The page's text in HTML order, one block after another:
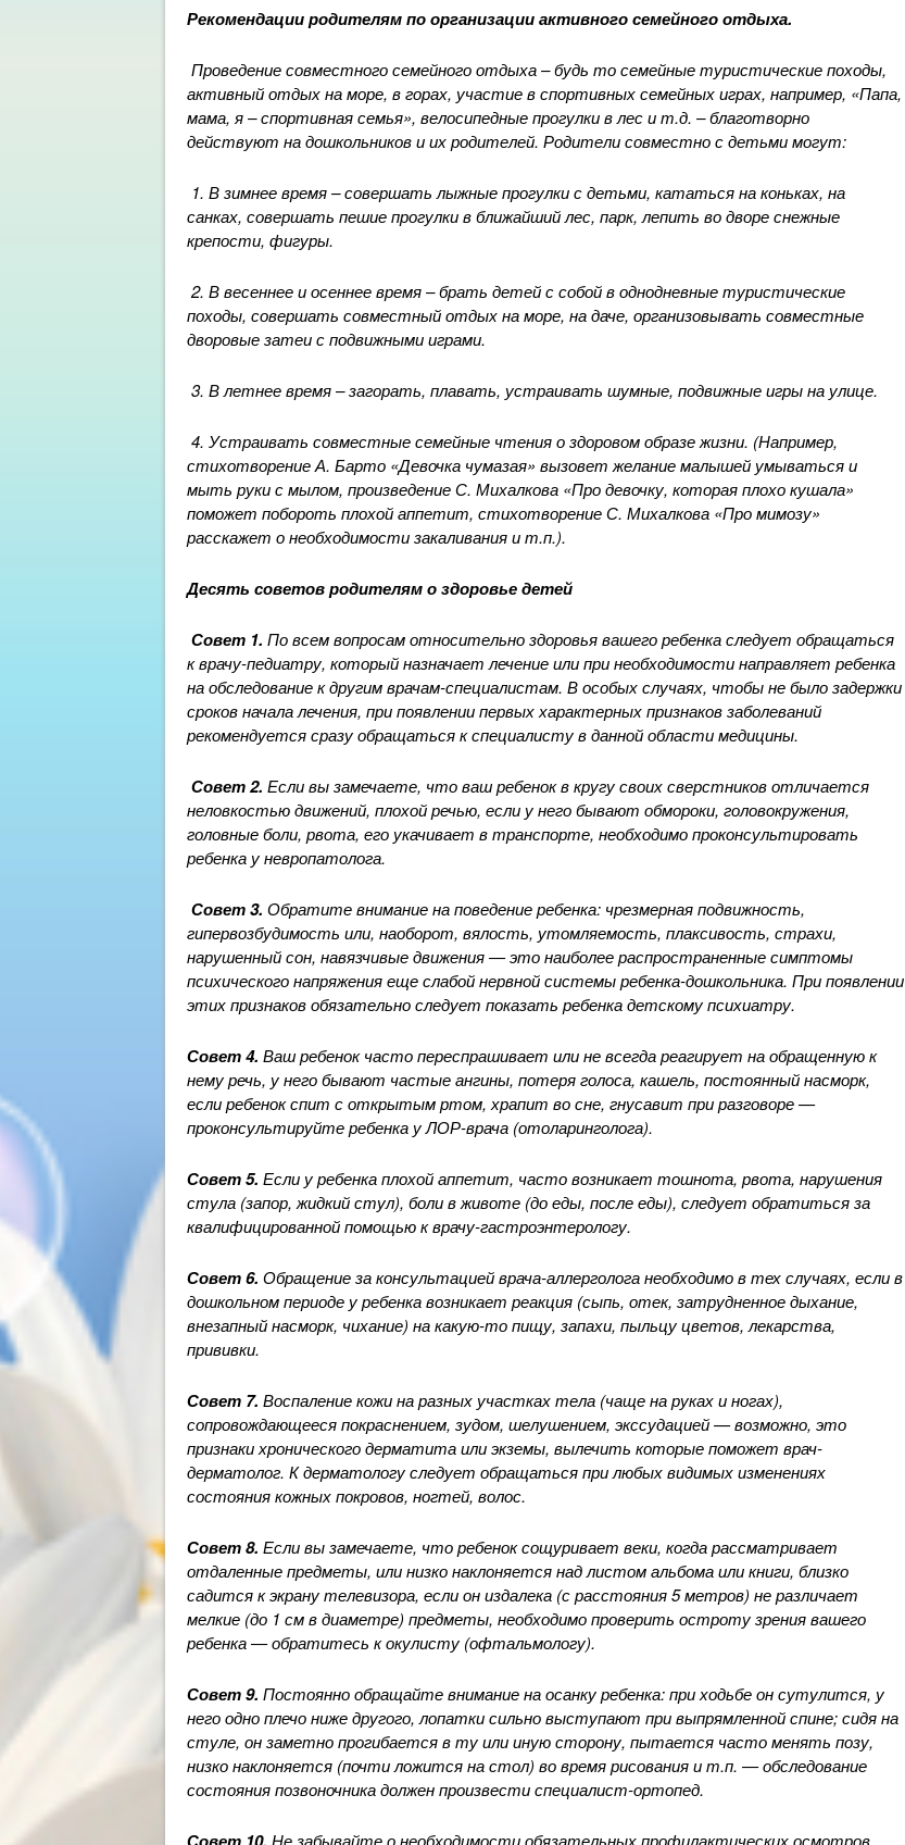
Рекомендации родителям по организации активного семейного отдыха.
Проведение совместного семейного отдыха – будь то семейные туристические походы,
активный отдых на море, в горах, участие в спортивных семейных играх, например, «Папа,
мама, я – спортивная семья», велосипедные прогулки в лес и т.д. – благотворно
действуют на дошкольников и их родителей. Родители совместно с детьми могут:
1. В зимнее время – совершать лыжные прогулки с детьми, кататься на коньках, на
санках, совершать пешие прогулки в ближайший лес, парк, лепить во дворе снежные
крепости, фигуры.
2. В весеннее и осеннее время – брать детей с собой в однодневные туристические
походы, совершать совместный отдых на море, на даче, организовывать совместные
дворовые затеи с подвижными играми.
3. В летнее время – загорать, плавать, устраивать шумные, подвижные игры на улице.
4. Устраивать совместные семейные чтения о здоровом образе жизни. (Например,
стихотворение А. Барто «Девочка чумазая» вызовет желание малышей умываться и
мыть руки с мылом, произведение С. Михалкова «Про девочку, которая плохо кушала»
поможет побороть плохой аппетит, стихотворение С. Михалкова «Про мимозу»
расскажет о необходимости закаливания и т.п.).
Десять советов родителям о здоровье детей
Совет 1. По всем вопросам относительно здоровья вашего ребенка следует обращаться
к врачу-педиатру, который назначает лечение или при необходимости направляет ребенка
на обследование к другим врачам-специалистам. В особых случаях, чтобы не было задержки
сроков начала лечения, при появлении первых характерных признаков заболеваний
рекомендуется сразу обращаться к специалисту в данной области медицины.
Совет 2. Если вы замечаете, что ваш ребенок в кругу своих сверстников отличается
неловкостью движений, плохой речью, если у него бывают обмороки, головокружения,
головные боли, рвота, его укачивает в транспорте, необходимо проконсультировать
ребенка у невропатолога.
Совет 3. Обратите внимание на поведение ребенка: чрезмерная подвижность,
гипервозбудимость или, наоборот, вялость, утомляемость, плаксивость, страхи,
нарушенный сон, навязчивые движения — это наиболее распространенные симптомы
психического напряжения еще слабой нервной системы ребенка-дошкольника. При появлении
этих признаков обязательно следует показать ребенка детскому психиатру.
Совет 4. Ваш ребенок часто переспрашивает или не всегда реагирует на обращенную к
нему речь, у него бывают частые ангины, потеря голоса, кашель, постоянный насморк,
если ребенок спит с открытым ртом, храпит во сне, гнусавит при разговоре —
проконсультируйте ребенка у ЛОР-врача (отоларинголога).
Совет 5. Если у ребенка плохой аппетит, часто возникает тошнота, рвота, нарушения
стула (запор, жидкий стул), боли в животе (до еды, после еды), следует обратиться за
квалифицированной помощью к врачу-гастроэнтерологу.
Совет 6. Обращение за консультацией врача-аллерголога необходимо в тех случаях, если в
дошкольном периоде у ребенка возникает реакция (сыпь, отек, затрудненное дыхание,
внезапный насморк, чихание) на какую-то пищу, запахи, пыльцу цветов, лекарства,
прививки.
Совет 7. Воспаление кожи на разных участках тела (чаще на руках и ногах),
сопровождающееся покраснением, зудом, шелушением, экссудацией — возможно, это
признаки хронического дерматита или экземы, вылечить которые поможет врач-
дерматолог. К дерматологу следует обращаться при любых видимых изменениях
состояния кожных покровов, ногтей, волос.
Совет 8. Если вы замечаете, что ребенок сощуривает веки, когда рассматривает
отдаленные предметы, или низко наклоняется над листом альбома или книги, близко
садится к экрану телевизора, если он издалека (с расстояния 5 метров) не различает
мелкие (до 1 см в диаметре) предметы, необходимо проверить остроту зрения вашего
ребенка — обратитесь к окулисту (офтальмологу).
Совет 9. Постоянно обращайте внимание на осанку ребенка: при ходьбе он сутулится, у
него одно плечо ниже другого, лопатки сильно выступают при выпрямленной спине; сидя на
стуле, он заметно прогибается в ту или иную сторону, пытается часто менять позу,
низко наклоняется (почти ложится на стол) во время рисования и т.п. — обследование
состояния позвоночника должен произвести специалист-ортопед.
Не забывайте о необходимости обязательных профилактических осмотров